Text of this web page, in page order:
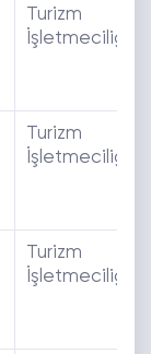
Turizm
İşletmeciliği
Turizm
İşletmeciliği
Turizm
İşletmeciliği